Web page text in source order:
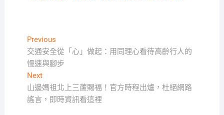
文
章
導
覽
PreviousPrevious
post:
交通安全從「心」做起：用同理心看待高齡行人的
慢速與腳步
NextNext
post:
山邊媽祖北上三蘆賜福！官方時程出爐，杜絕網路
謠言，即時資訊看這裡